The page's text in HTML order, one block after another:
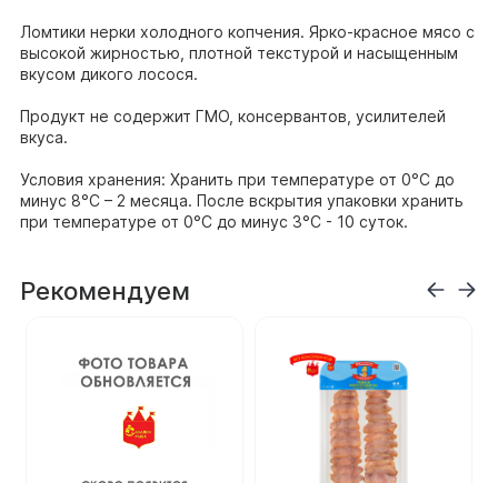
Ломтики нерки холодного копчения. Ярко-красное мясо с
высокой жирностью, плотной текстурой и насыщенным
вкусом дикого лосося.
Продукт не содержит ГМО, консервантов, усилителей
вкуса.
Условия хранения: Хранить при температуре от 0°С до
минус 8°С – 2 месяца. После вскрытия упаковки хранить
при температуре от 0°С до минус 3°С - 10 суток.
Рекомендуем